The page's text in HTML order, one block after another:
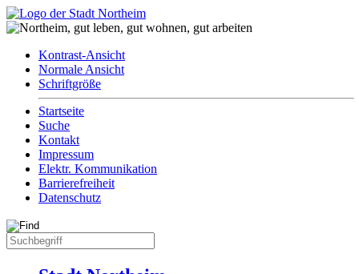
Kontrast-Ansicht
Normale Ansicht
Schriftgröße
Startseite
Suche
Kontakt
Impressum
Elektr. Kommunikation
Barrierefreiheit
Datenschutz